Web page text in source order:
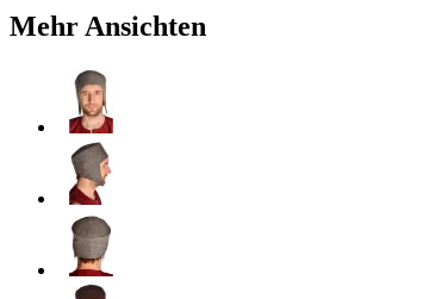
Mehr Ansichten